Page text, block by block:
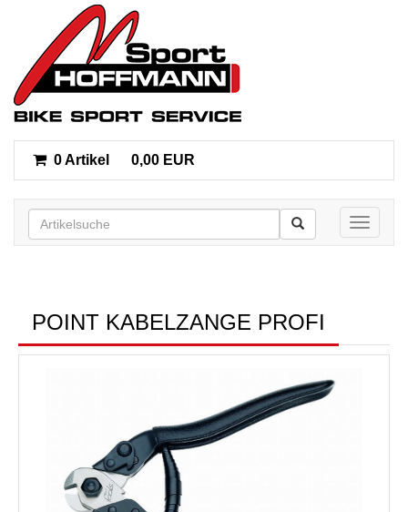
0 Artikel 0,00 EUR
Toggle
POINT KABELZANGE PROFI